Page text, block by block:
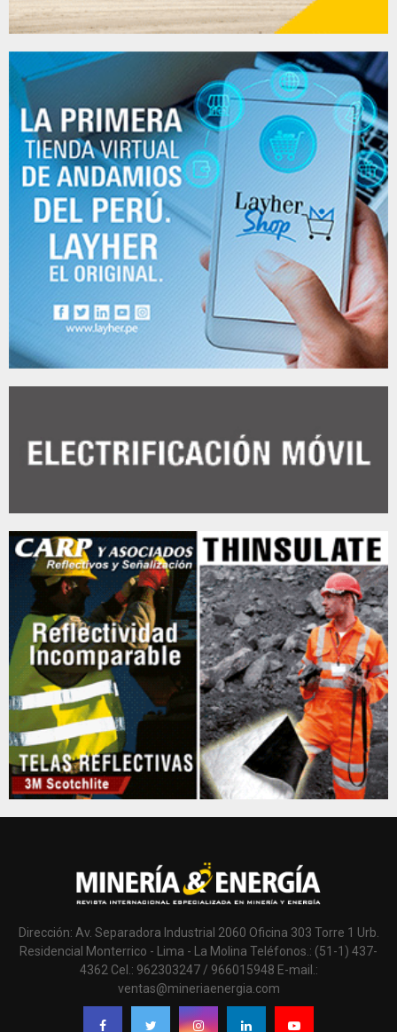
Dirección: Av. Separadora Industrial 2060 Oficina 303 Torre 1 Urb.
Residencial Monterrico - Lima - La Molina Teléfonos.: (51-1) 437-
4362 Cel.: 962303247 / 966015948 E-mail.:
ventas@mineriaenergia.com